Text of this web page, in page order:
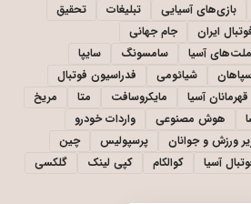
بازی‌های آسیایی تبلیغات
تحقیق
ایران
جام جهانی
آسیا سامسونگ
سایپا
شیائومی
فدراسیون فوتبال
آسیا مایکروسافت متا
مریخ
هوش مصنوعی
واردات خودرو
ورزش و جوانان پرسپولیس
چین
آسیا کوالکام کپی لینک
گلکسی